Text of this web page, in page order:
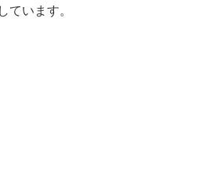
ています。